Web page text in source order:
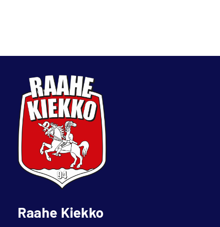
Raahe Kiekko